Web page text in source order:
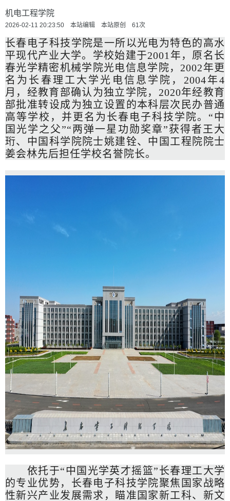
机电工程学院
2026-02-11 20:23:50 本站编辑 本站原创 61次
长春电子科技学院是一所以光电为特色的高水
平现代产业大学。学校始建于2001年，原名长
春光学精密机械学院光电信息学院，2002年更
名为长春理工大学光电信息学院，2004年4
月，经教育部确认为独立学院，2020年经教育
部批准转设成为独立设置的本科层次民办普通
高等学校，并更名为长春电子科技学院。“中
国光学之父”“两弹一星功勋奖章”获得者王大
珩、中国科学院院士姚建铨、中国工程院院士
姜会林先后担任学校名誉院长。
依托于“中国光学英才摇篮”长春理工大学
的专业优势，长春电子科技学院聚焦国家战略
性新兴产业发展需求，瞄准国家新工科、新文